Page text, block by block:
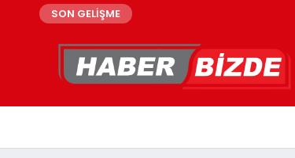
SON GELİŞME